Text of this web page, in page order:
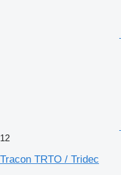
12
Tracon TRTO / Tridec